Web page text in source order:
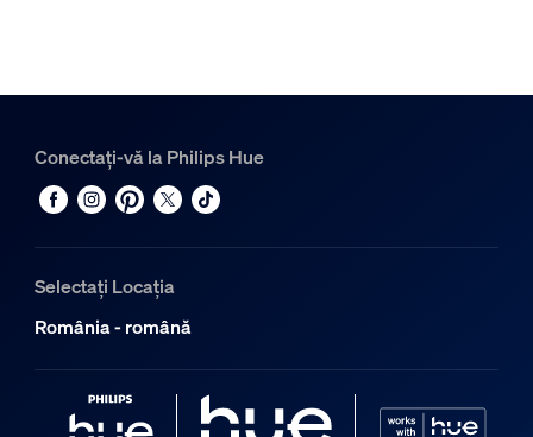
Conectați-vă la Philips Hue
Selectați Locația
România - română